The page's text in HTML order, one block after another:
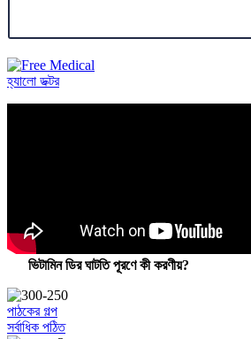
হ্যালো ডক্টর
ভিটামিন ডির ঘাটতি পূরণে কী করণীয়?
পাঠকের গল্প
সর্বাধিক পঠিত